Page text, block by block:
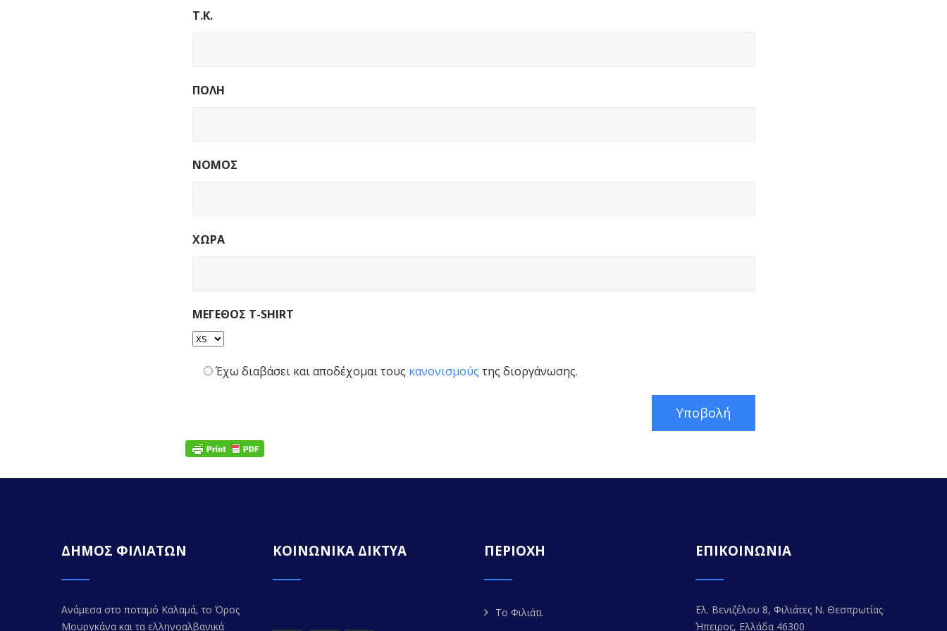
Τ.Κ.
ΠΟΛΗ
ΝΟΜΟΣ
ΧΩΡΑ
ΜΕΓΕΘΟΣ T-SHIRT
Έχω διαβάσει και αποδέχομαιτους κανονισμούς της διοργάνωσης.
ΔΗΜΟΣ ΦΙΛΙΑΤΩΝ
Ανάμεσα στο ποταμό Καλαμά, το Όρος
Μουργκάνα και τα ελληνοαλβανικά
ΚΟΙΝΩΝΙΚΑ ΔΙΚΤΥΑ ΠΕΡΙΟΧΗ
Το Φιλιάτι
ΕΠΙΚΟΙΝΩΝΙΑ
Ελ. Βενιζέλου 8, Φιλιάτες Ν. Θεσπρωτίας
Ήπειρος, Ελλάδα 46300